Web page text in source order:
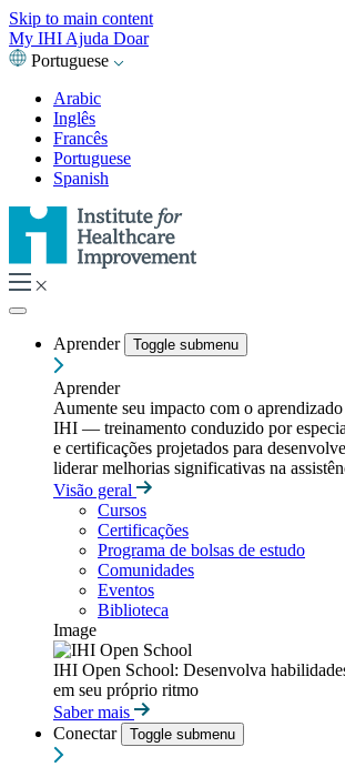
Skip to main content
My IHI Ajuda Doar
Portuguese
Arabic
Inglês
Francês
Portuguese
Spanish
Aprender Toggle submenu
Aprender
Aumente seu impacto com o
IHI — treinamento conduzido por
e certificações projetados para
liderar melhorias significativas na
Visão geral
Cursos
Certificações
Programa de bolsas de estudo
Comunidades
Eventos
Biblioteca
Image
IHI Open School: Desenvolva
em seu próprio ritmo
Saber mais
Conectar
Toggle submenu